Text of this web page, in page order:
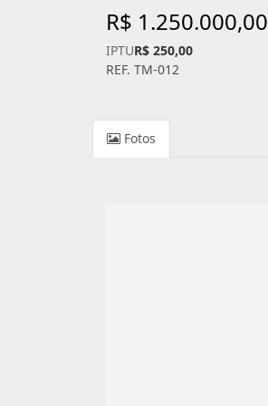
R$ 1.250.000,00
IPTUR$ 250,00
REF. TM-012
Fotos